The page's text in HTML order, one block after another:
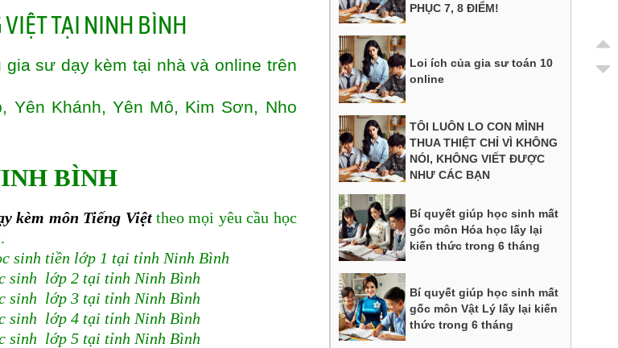
sư dạy kèm tại nhà và online trên
Yên Khánh, Yên Mô, Kim Sơn, Nho
BÌNH
kèm môn Tiếng Việttheo mọi yêu cầu học
sinh tiền lớp 1 tại tỉnh Ninh Bình
sinh lớp 2 tại tỉnh Ninh Bình
sinh lớp 3 tại tỉnh Ninh Bình
sinh lớp 4 tại tỉnh Ninh Bình
sinh lớp 5 tại tỉnh Ninh Bình
PHỤC 7, 8 ĐIỂM!
Loi ích của gia sư toán 10
online
TÔI LUÔN LO CON MÌNH
THUA THIỆT CHỈ VÌ KHÔNG
NÓI, KHÔNG VIẾT ĐƯỢC
NHƯ CÁC BẠN
Bí quyết giúp học sinh mất
gốc môn Hóa học lấy lại
kiến thức trong 6 tháng
Bí quyết giúp học sinh mất
gốc môn Vật Lý lấy lại kiến
thức trong 6 tháng